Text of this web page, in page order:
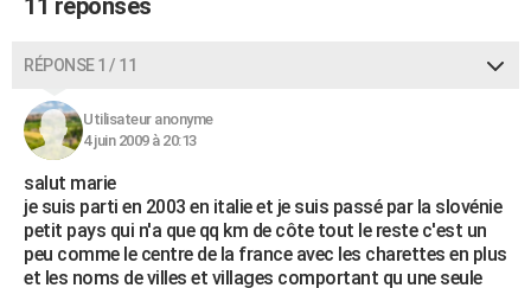
BONS PLANS
CARTE DE VOEUX
Carte de Noël
Carte Bonne année
Carte Saint-Valentin
Carte Pâques
Carte d'anniversaire
DICTIONNAIRE
Dictionnaire
Biographies
Citations
Expressions
Proverbes
PROGRAMME TV
COPAINS D'AVANT
S'inscrire
Se connecter
Lycées
Collèges
Primaires
Universités
Entreprises
Service militaire
Avis de recherche
AVIS DE DÉCÈS
11 réponses
RÉPONSE 1 / 11
Utilisateur anonyme
4 juin 2009 à 20:13
salut marie
je suis parti en 2003 en italie et je suis passé par la slovénie
petit pays qui n'a que qq km de côte tout le reste c'est un
peu comme le centre de la france avec les charettes en plus
et les noms de villes et villages comportant qu une seule